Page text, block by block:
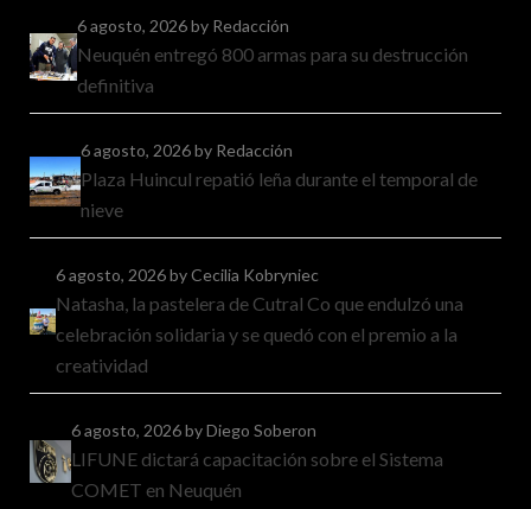
6 agosto, 2026by Redacción
Neuquén entregó 800 armas para su destrucción
definitiva
6 agosto, 2026by Redacción
Plaza Huincul repatió leña durante el temporal de
nieve
6 agosto, 2026by Cecilia Kobryniec
Natasha, la pastelera de Cutral Co que endulzó una
celebración solidaria y se quedó con el premio a la
creatividad
6 agosto, 2026by Diego Soberon
LIFUNE dictará capacitación sobre el Sistema
COMET en Neuquén